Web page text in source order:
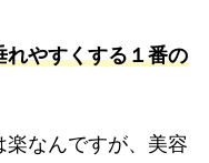
やすくする１番の
なんですが、美容